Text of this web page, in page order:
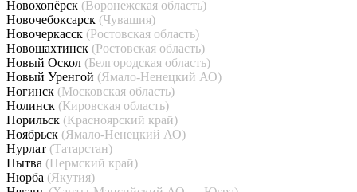
Новохопёрск (Воронежская область)
Новочебоксарск (Чувашия)
Новочеркасск (Ростовская область)
Новошахтинск (Ростовская область)
Новый Оскол (Белгородская область)
Новый Уренгой (Ямало-Ненецкий АО)
Ногинск (Московская область)
Нолинск (Кировская область)
Норильск (Красноярский край)
Ноябрьск (Ямало-Ненецкий АО)
Нурлат (Татарстан)
Нытва (Пермский край)
Нюрба (Якутия)